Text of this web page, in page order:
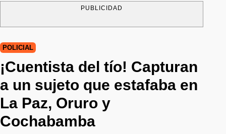
PUBLICIDAD
POLICIAL
¡Cuentista del tío! Capturan
a un sujeto que estafaba en
La Paz, Oruro y
Cochabamba